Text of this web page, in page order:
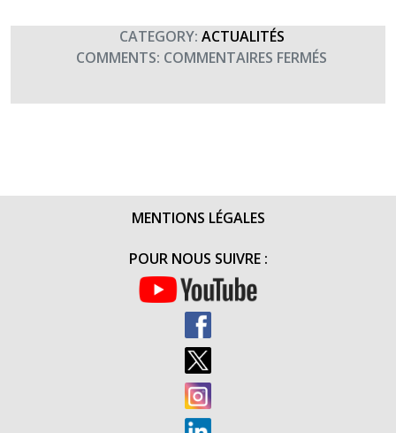
CATEGORY: ACTUALITÉS
COMMENTS: COMMENTAIRES FERMÉS
CONCERT
MENTIONS LÉGALES
POUR NOUS SUIVRE :